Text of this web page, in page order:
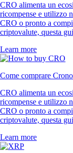
CRO alimenta un
ricompense e utilizzo
CRO o pronto a
criptovalute, questa
Learn more
Come comprare
CRO alimenta un
ricompense e utilizzo
CRO o pronto a
criptovalute, questa
Learn more